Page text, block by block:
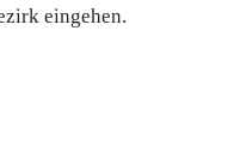
eingehen.